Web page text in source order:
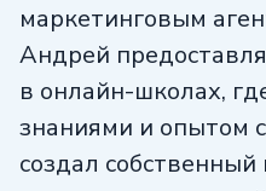
маркетинговым
Андрей
в онлайн-школах,
знаниями и опытом
создал